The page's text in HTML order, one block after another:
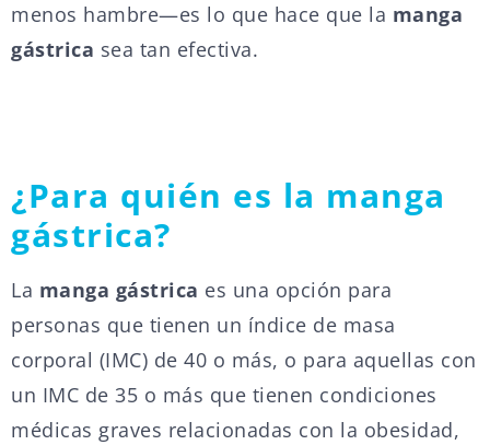
menos hambre—es lo que hace que la manga
gástrica sea tan efectiva.
¿Para quién es la manga
gástrica?
La manga gástrica es una opción para
personas que tienen un índice de masa
corporal (IMC) de 40 o más, o para aquellas con
un IMC de 35 o más que tienen condiciones
médicas graves relacionadas con la obesidad,